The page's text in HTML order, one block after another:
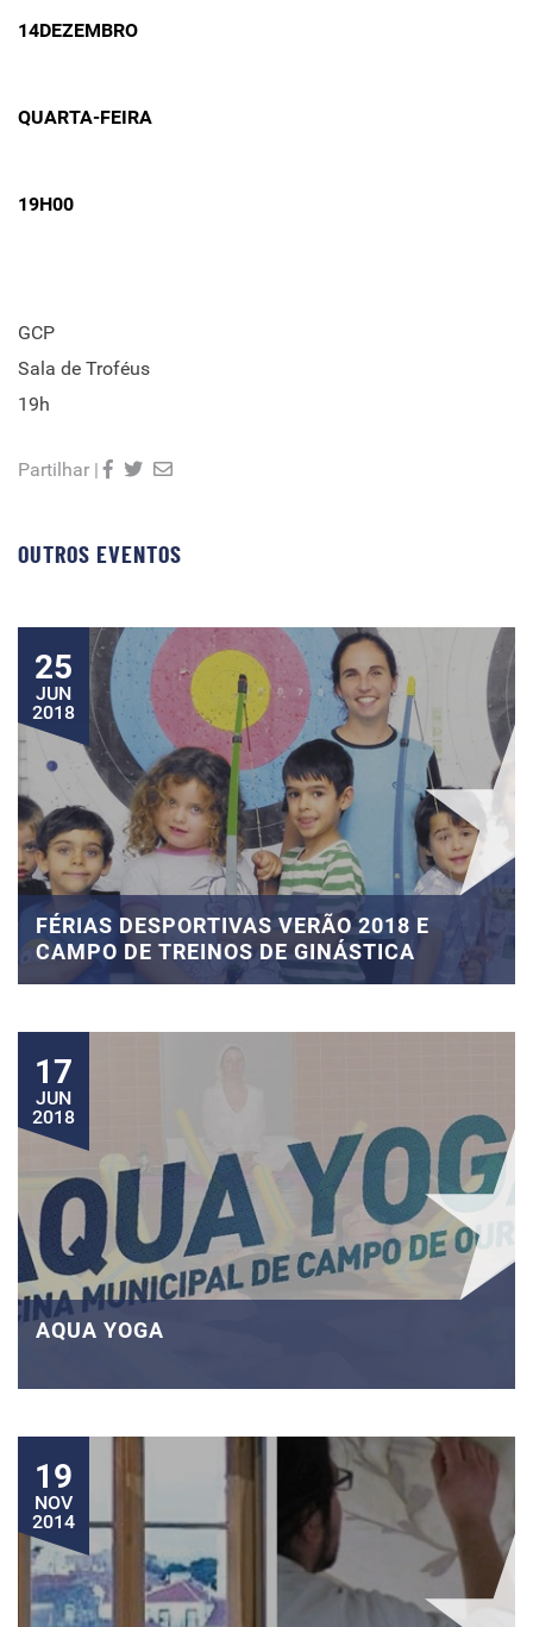
14DEZEMBRO
QUARTA-FEIRA
19H00
GCP
Sala de Troféus
19h
Partilhar |
OUTROS EVENTOS
25
JUN
2018
FÉRIAS DESPORTIVAS VERÃO 2018 E
CAMPO DE TREINOS DE GINÁSTICA
17
JUN
2018
AQUA YOGA
19
NOV
2014